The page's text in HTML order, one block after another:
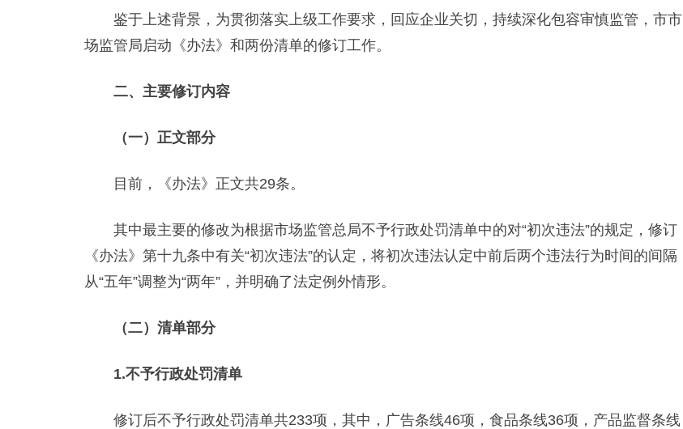
鉴于上述背景，为贯彻落实上级工作要求，回应企业关切，持续深化包容审慎监管，市市
场监管局启动《办法》和两份清单的修订工作。
二、主要修订内容
（一）正文部分
目前，《办法》正文共29条。
其中最主要的修改为根据市场监管总局不予行政处罚清单中的对“初次违法”的规定，修订
《办法》第十九条中有关“初次违法”的认定，将初次违法认定中前后两个违法行为时间的间隔
从“五年”调整为“两年”，并明确了法定例外情形。
（二）清单部分
1.不予行政处罚清单
修订后不予行政处罚清单共233项，其中，广告条线46项，食品条线36项，产品监督条线